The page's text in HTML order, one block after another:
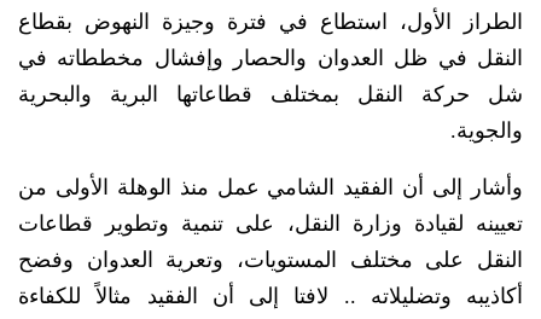
الطراز الأول، استطاع في فترة وجيزة النهوض بقطاع
النقل في ظل العدوان والحصار وإفشال مخططاته في
شل حركة النقل بمختلف قطاعاتها البرية والبحرية
والجوية.
وأشار إلى أن الفقيد الشامي عمل منذ الوهلة الأولى من
تعيينه لقيادة وزارة النقل، على تنمية وتطوير قطاعات
النقل على مختلف المستويات، وتعرية العدوان وفضح
أكاذيبه وتضليلاته .. لافتا إلى أن الفقيد مثالاً للكفاءة